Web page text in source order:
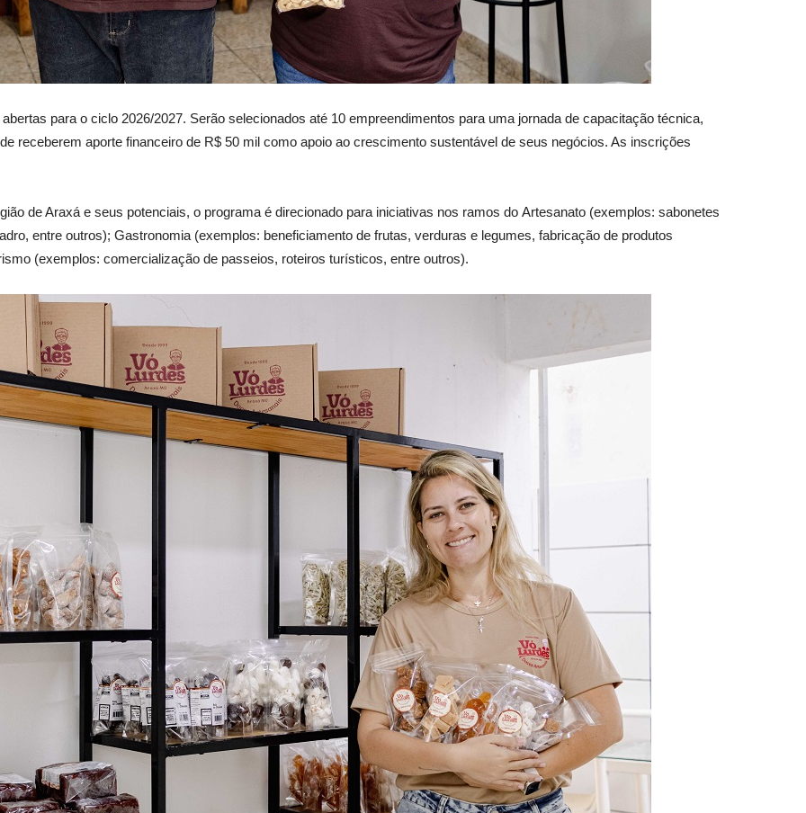
para o ciclo 2026/2027. Serão selecionados até 10 empreendimentos para uma jornada de capacitação técnica,
receberem aporte financeiro de R$ 50 mil como apoio ao crescimento sustentável de seus negócios. As inscrições
de Araxá e seus potenciais, o programa é direcionado para iniciativas nos ramos do Artesanato (exemplos: sabonetes
entre outros); Gastronomia (exemplos: beneficiamento de frutas, verduras e legumes, fabricação de produtos
(exemplos: comercialização de passeios, roteiros turísticos, entre outros).